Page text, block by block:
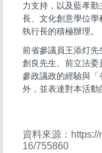
力支持，以及藍孝
長、文化創意學位學
執行長的積極辦理。
前省參議員王添灯先
創良先生、前立法委
參政議政的經驗與「
外，並表達對本活動
資料來源：
16/755860